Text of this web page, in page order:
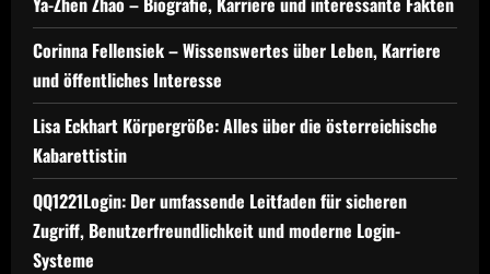
Corinna Fellensiek – Wissenswertes über Leben, Karriere
und öffentliches Interesse
Lisa Eckhart Körpergröße: Alles über die österreichische
Kabarettistin
QQ1221Login: Der umfassende Leitfaden für sicheren
Zugriff, Benutzerfreundlichkeit und moderne Login-
Systeme